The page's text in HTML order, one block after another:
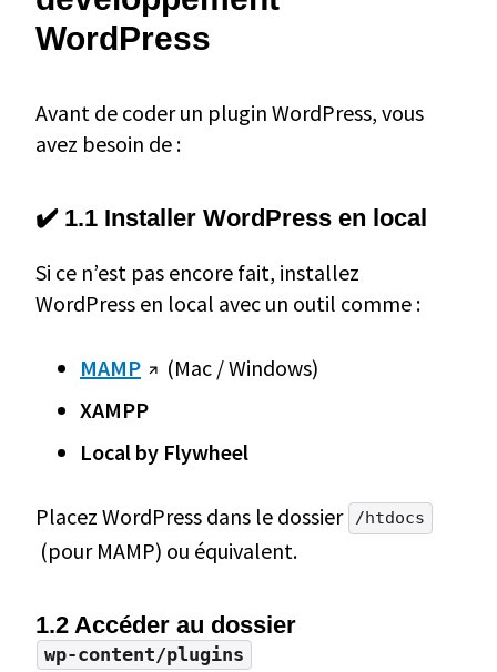
WordPress
Avant de coder un plugin WordPress, vous
avez besoin de :
✔️ 1.1 Installer WordPress en local
Si ce n’est pas encore fait, installez
WordPress en local avec un outil comme :
MAMP
(Mac / Windows)
XAMPP
Local by Flywheel
Placez WordPress dans le dossier /htdocs
(pour MAMP) ou équivalent.
1.2 Accéder au dossier
wp-content/plugins